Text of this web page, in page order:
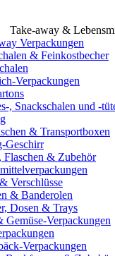
Take-away &
Verpackungen
& Feinkostbecher
Verpackungen
, Snackschalen und -
& Transportboxen
Geschirr
Flaschen & Zubehör
Verschlüsse
& Banderolen
Dosen & Trays
Gemüse-Verpackungen
Verpackungen